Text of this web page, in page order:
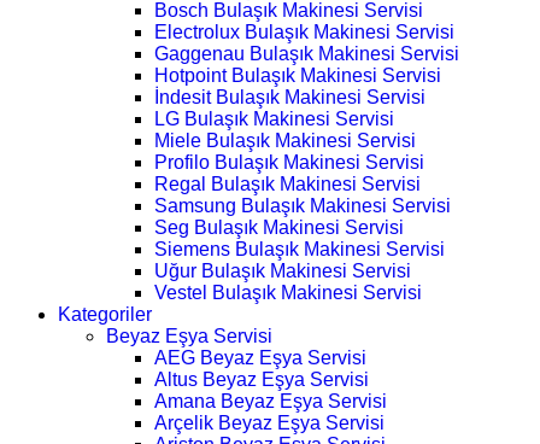
Bosch Bulaşık Makinesi Servisi
Electrolux Bulaşık Makinesi Servisi
Gaggenau Bulaşık Makinesi Servisi
Hotpoint Bulaşık Makinesi Servisi
İndesit Bulaşık Makinesi Servisi
LG Bulaşık Makinesi Servisi
Miele Bulaşık Makinesi Servisi
Profilo Bulaşık Makinesi Servisi
Regal Bulaşık Makinesi Servisi
Samsung Bulaşık Makinesi Servisi
Seg Bulaşık Makinesi Servisi
Siemens Bulaşık Makinesi Servisi
Uğur Bulaşık Makinesi Servisi
Vestel Bulaşık Makinesi Servisi
Kategoriler
Beyaz Eşya Servisi
AEG Beyaz Eşya Servisi
Altus Beyaz Eşya Servisi
Amana Beyaz Eşya Servisi
Arçelik Beyaz Eşya Servisi